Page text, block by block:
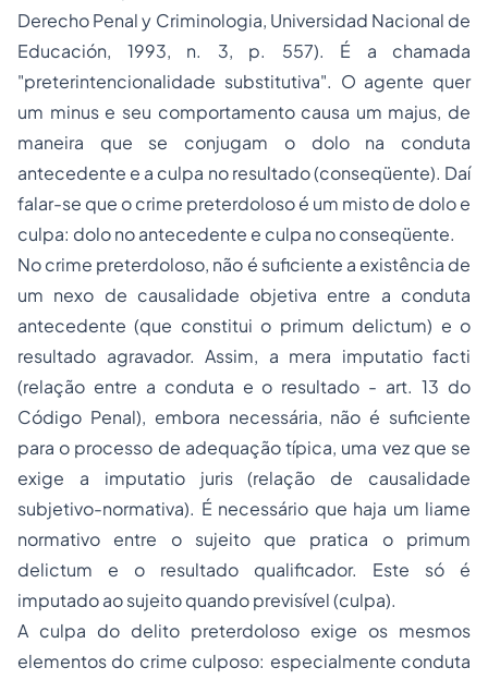
Derecho Penal y Criminologia, Universidad Nacional de
Educación, 1993, n. 3, p. 557). É a chamada
"preterintencionalidade substitutiva". O agente quer
um minus e seu comportamento causa um majus, de
maneira que se conjugam o dolo na conduta
antecedente e a culpa no resultado (conseqüente). Daí
falar-se que o crime preterdoloso é um misto de dolo e
culpa: dolo no antecedente e culpa no conseqüente.
No crime preterdoloso, não é suficiente a existência de
um nexo de causalidade objetiva entre a conduta
antecedente (que constitui o primum delictum) e o
resultado agravador. Assim, a mera imputatio facti
(relação entre a conduta e o resultado - art. 13 do
Código Penal), embora necessária, não é suficiente
para o processo de adequação típica, uma vez que se
exige a imputatio juris(relação de causalidade
subjetivo-normativa). É necessário que haja um liame
normativo entre o sujeito que pratica o primum
delictum e o resultado qualificador. Este só é
imputado ao sujeito quando previsível (culpa).
A culpa do delito preterdoloso exige os mesmos
elementos do crime culposo: especialmente conduta